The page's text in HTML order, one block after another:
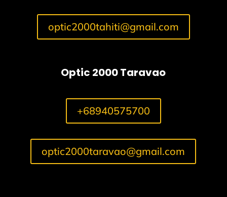
optic2000tahiti@gmail.com
Optic 2000 Taravao
+68940575700
optic2000taravao@gmail.com